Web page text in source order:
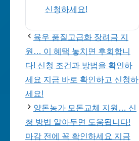
신청하세요!
육우 품질고급화 장려금 지
원… 이 혜택 놓치면 후회합니
다! 신청 조건과 방법을 확인하
세요 지금 바로 확인하고 신청하
세요!
양돈농가 모돈교체 지원… 신
청 방법 알아두면 도움됩니다!
마감 전에 꼭 확인하세요 지금